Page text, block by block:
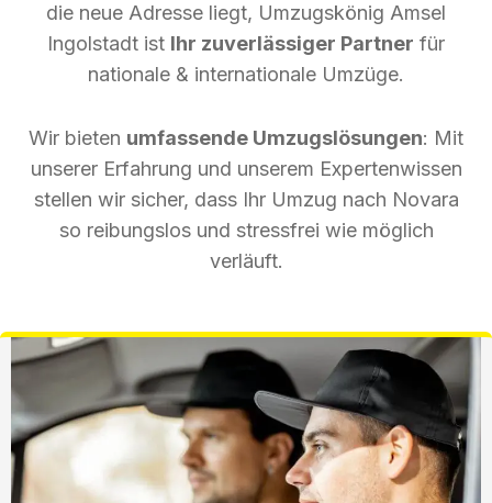
die neue Adresse liegt, Umzugskönig Amsel
Ingolstadt ist Ihr zuverlässiger Partner für
nationale & internationale Umzüge.
Wir bieten umfassende Umzugslösungen: Mit
unserer Erfahrung und unserem Expertenwissen
stellen wir sicher, dass Ihr Umzug nach Novara
so reibungslos und stressfrei wie möglich
verläuft.